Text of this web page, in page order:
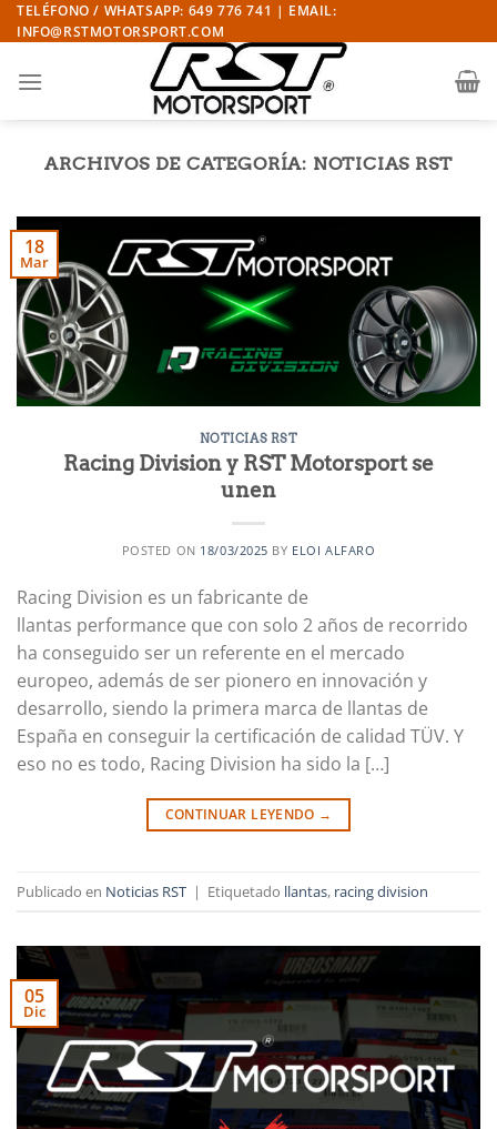
Saltar
al
TELÉFONO / WHATSAPP: 649 776 741 | EMAIL:
INFO@RSTMOTORSPORT.COM
ARCHIVOS DE CATEGORÍA: NOTICIAS RST
18
Mar
NOTICIAS RST
Racing Division y RST Motorsport se
unen
POSTED ON 18/03/2025 BY ELOI ALFARO
Racing Division es un fabricante de
llantas performance que con solo 2 años de recorrido
ha conseguido ser un referente en el mercado
europeo, además de ser pionero en innovación y
desarrollo, siendo la primera marca de llantas de
España en conseguir la certificación de calidad TÜV. Y
eso no es todo, Racing Division ha sido la […]
CONTINUAR LEYENDO →
Publicado en Noticias RST | Etiquetado llantas, racing division
05
Dic